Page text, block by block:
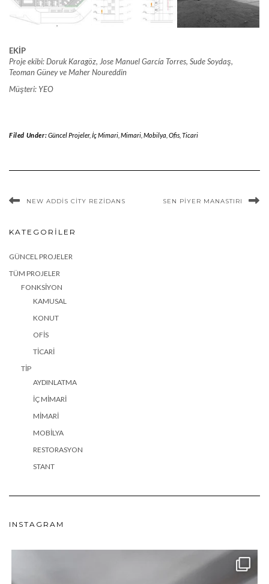
EKİP
Proje ekibi: Doruk Karagöz, Jose Manuel García Torres, Sude Soydaş,
Teoman Güney ve Maher Noureddin
Müşteri: YEO
Filed Under:Güncel Projeler, İç Mimari, Mimari, Mobilya Ofis, Ticari
NEW ADDIS CITY REZIDANS SEN PIYER MANASTIRI
KATEGORILER
GÜNCEL PROJELER
TÜM PROJELER
FONKSIYON
KAMUSAL
KONUT
OFIS
TICARI
TIP
AYDINLATMA
İÇ MIMARI
MIMARI
MOBILYA
RESTORASYON
STANT
INSTAGRAM